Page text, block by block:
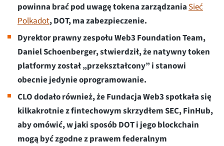
powinna brać pod uwagę tokena zarządzaniaSieć
Polkadot, DOT, ma zabezpieczenie.
Dyrektor prawny zespołu Web3 Foundation Team,
Daniel Schoenberger, stwierdził, że natywny token
platformy został „przekształcony” i stanowi
obecnie jedynie oprogramowanie.
CLO dodało również, że Fundacja Web3 spotkała się
kilkakrotnie z fintechowym skrzydłem SEC, FinHub,
aby omówić, w jaki sposób DOT i jego blockchain
mogą być zgodne z prawem federalnym